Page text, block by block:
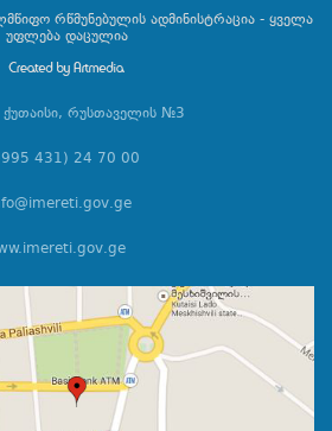
რწმუნებულის ადმინისტრაცია - ყველა
უფლება დაცულია
ქუთაისი, რუსთაველის №3
431) 24 70 00